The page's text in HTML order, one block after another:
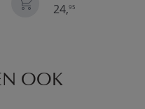
24,95
OOK